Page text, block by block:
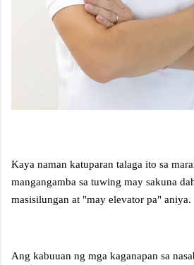
Kaya naman katuparan talaga ito sa
mangangamba sa tuwing may sakuna
masisilungan at "may elevator pa" aniya.
Ang kabuuan ng mga kaganapan sa